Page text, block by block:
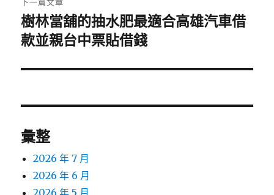
下
一
文
樹林當舖的抽水肥最適合高雄汽車借
款並親台中票貼借錢
彙整
2026 年 7 月
2026 年 6 月